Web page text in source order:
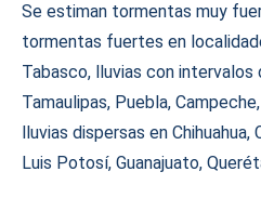
Se estiman tormentas muy
tormentas fuertes en
Tabasco, lluvias con intervalos
Tamaulipas, Puebla,
lluvias dispersas en Chihuahua,
Luis Potosí, Guanajuato,